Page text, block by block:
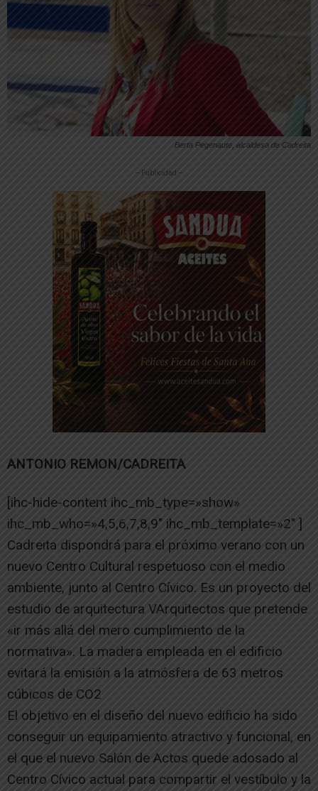
Berta Pegenaute, alcaldesa de Cadreita
-- Publicidad --
ANTONIO REMON/CADREITA
[ihc-hide-content ihc_mb_type=»show»
ihc_mb_who=»4,5,6,7,8,9″ ihc_mb_template=»2″ ]
Cadreita dispondrá para el próximo verano con un
nuevo Centro Cultural respetuoso con el medio
ambiente, junto al Centro Cívico. Es un proyecto del
estudio de arquitectura VArquitectos que pretende
«ir más allá del mero cumplimiento de la
normativa». La madera empleada en el edificio
evitará la emisión a la atmósfera de 63 metros
cúbicos de CO2
El objetivo en el diseño del nuevo edificio ha sido
conseguir un equipamiento atractivo y funcional, en
el que el nuevo Salón de Actos quede adosado al
Centro Cívico actual para compartir el vestíbulo y la